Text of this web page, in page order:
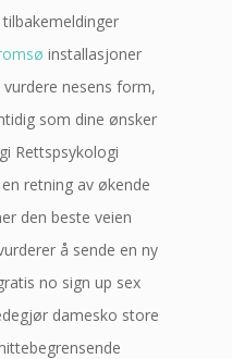
installasjoner
nesens form,
som dine ønsker
Rettspsykologi
retning av økende
den beste veien
å sende en ny
no sign up sex
damesko store